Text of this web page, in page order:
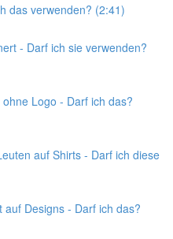
das verwenden? (2:41)
- Darf ich sie verwenden?
Logo - Darf ich das?
auf Shirts - Darf ich diese
Designs - Darf ich das?